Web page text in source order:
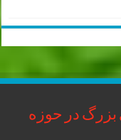
بزرگ در حوزه